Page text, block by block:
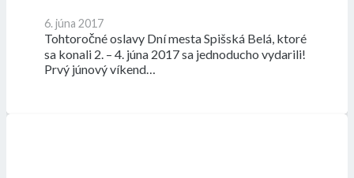
6. júna 2017
Tohtoročné oslavy Dní mesta Spišská Belá, ktoré
sa konali 2. – 4. júna 2017 sa jednoducho vydarili!
Prvý júnový víkend…